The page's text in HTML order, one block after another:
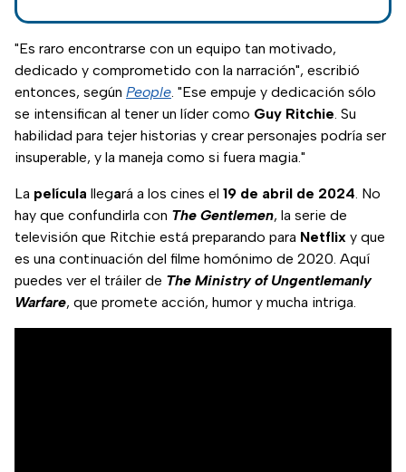
"Es raro encontrarse con un equipo tan motivado,
dedicado y comprometido con la narración", escribió
entonces, según People. "Ese empuje y dedicación sólo
se intensifican al tener un líder como Guy Ritchie. Su
habilidad para tejer historias y crear personajes podría ser
insuperable, y la maneja como si fuera magia."
La película llegará a los cines el 19 de abril de 2024. No
hay que confundirla con The Gentlemen, la serie de
televisión que Ritchie está preparando para Netflix y que
es una continuación del filme homónimo de 2020. Aquí
puedes ver el tráiler de The Ministry of Ungentlemanly
Warfare, que promete acción, humor y mucha intriga.